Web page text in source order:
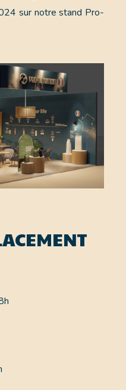
sur notre stand Pro-